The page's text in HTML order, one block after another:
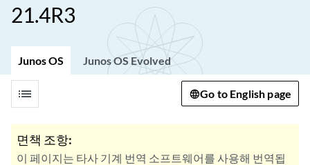
21.4R3
Junos OS Junos OS Evolved
list Go to English page
면책 조항:
이 페이지는 타사 기계 번역 소프트웨어를 사용해 번역됩